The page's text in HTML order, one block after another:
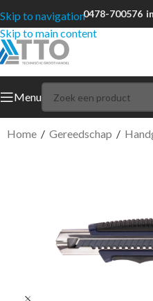
Skip to navigation
Skip to main content
0478-700576
Menu
Home / Gereedschap /